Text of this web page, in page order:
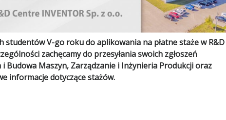
studentów V-go roku do aplikowania na płatne staże w R&D
zachęcamy do przesyłania swoich zgłoszeń
Budowa Maszyn, Zarządzanie i Inżynieria Produkcji oraz
informacje dotyczące stażów.